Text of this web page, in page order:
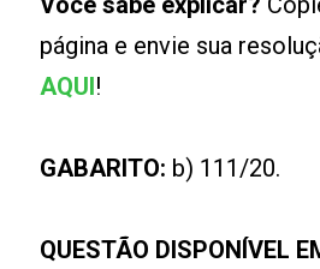
página e envie sua
AQUI!
GABARITO: b) 111/20.
QUESTÃO DISPONÍVEL